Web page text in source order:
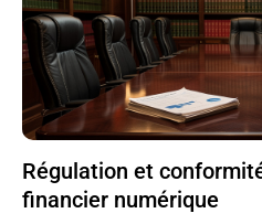
Régulation et
financier numérique